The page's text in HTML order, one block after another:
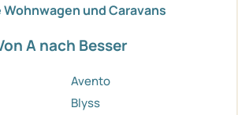
Wohnwagen und Caravans
A nach Besser
Avento
Blyss